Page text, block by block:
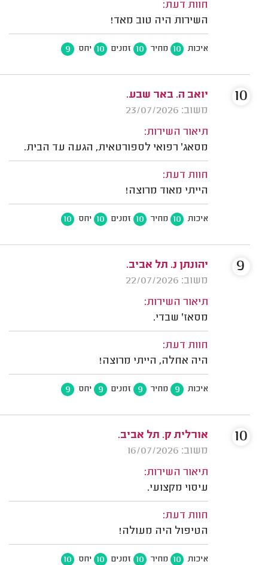
חוות דעת:
השירות היה טוב מאד!
איכות 10 מחיר 10 זמנים 10 יחס 9
יואב ה. באר שבע.
משוב: 23/07/2026
תיאור השירות:
מסאג' רפואי לספורטאית, הגעה עד הבית.
חוות דעת:
הייתי מאוד מרוצה!
איכות 10 מחיר 10 זמנים 10 יחס 10
10
יהונתן נ. תל אביב.
משוב: 22/07/2026
תיאור השירות:
מסאז' שבדי.
חוות דעת:
היה אחלה, הייתי מרוצה!
איכות 9 מחיר 9 זמנים 9 יחס 9
9
אורלית ק. תל אביב.
משוב: 16/07/2026
תיאור השירות:
עיסוי מקצועי.
חוות דעת:
הטיפול היה מעולה!
איכות 10 מחיר 10 זמנים 10 יחס 10
10